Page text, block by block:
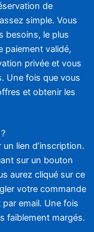
de
simple. Vous
besoins, le plus
paiement validé,
privée et vous
Une fois que vous
et obtenir les
lien d’inscription.
sur un bouton
aurez cliqué sur ce
votre commande
email. Une fois
faiblement margés.